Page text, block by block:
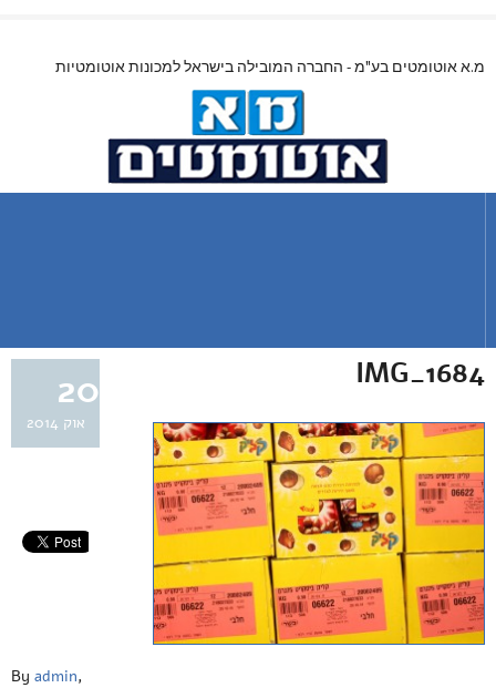
מ.א אוטומטים בע"מ - החברה המובילה בישראל למכונות אוטומטיות
20
אוק 2014
IMG_1684
By admin,